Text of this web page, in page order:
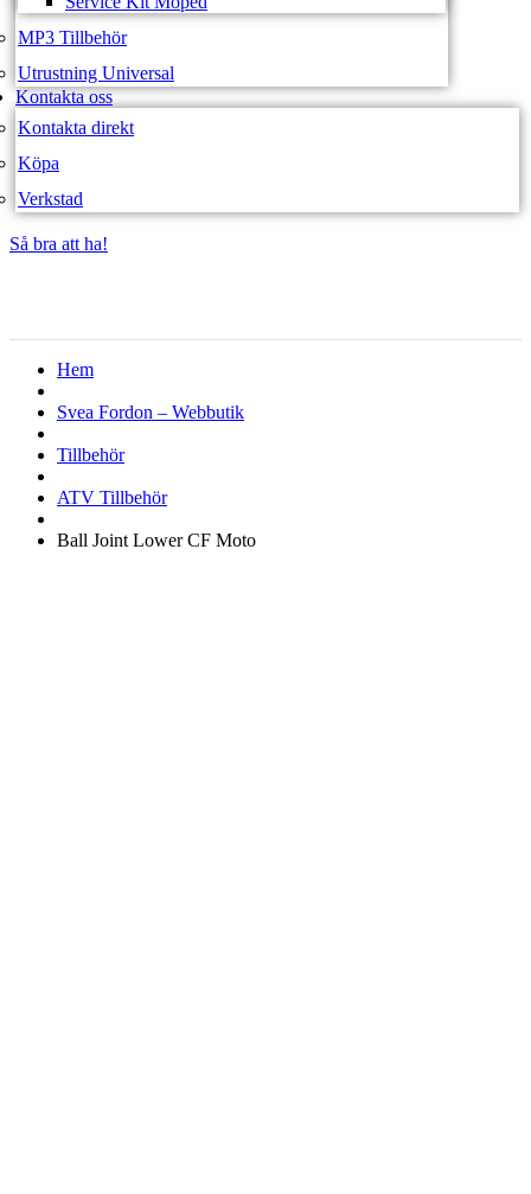
MP3 Tillbehör
Utrustning Universal
Kontakta oss
Kontakta direkt
Köpa
Verkstad
Så bra att ha!
Hem
Svea Fordon – Webbutik
Tillbehör
ATV Tillbehör
Ball Joint Lower CF Moto